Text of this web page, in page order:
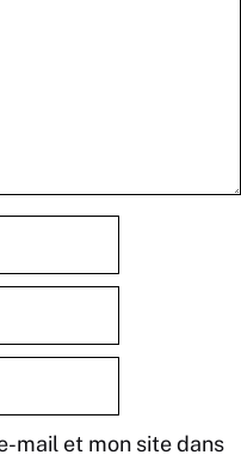
mail et mon site dans